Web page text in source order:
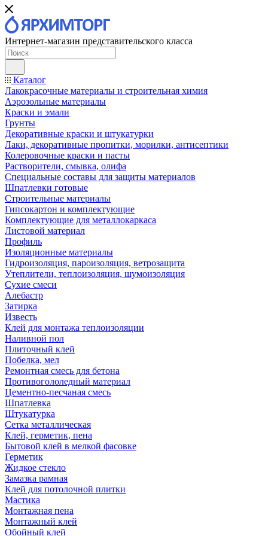
Интернет-магазин представительского класса
Каталог
Лакокрасочные материалы и строительная химия
Аэрозольные материалы
Краски и эмали
Грунты
Декоративные краски и штукатурки
Лаки, декоративные пропитки, морилки, антисептики
Колеровочные краски и пасты
Растворители, смывка, олифа
Специальные составы для защиты материалов
Шпатлевки готовые
Строительные материалы
Гипсокартон и комплектующие
Комплектующие для металлокаркаса
Листовой материал
Профиль
Изоляционные материалы
Гидроизоляция, пароизоляция, ветрозащита
Утеплители, теплоизоляция, шумоизоляция
Сухие смеси
Алебастр
Затирка
Известь
Клей для монтажа теплоизоляции
Наливной пол
Плиточный клей
Побелка, мел
Ремонтная смесь для бетона
Противогололедный материал
Цементно-песчаная смесь
Шпатлевка
Штукатурка
Сетка металлическая
Клей, герметик, пена
Бытовой клей в мелкой фасовке
Герметик
Жидкое стекло
Замазка рамная
Клей для потолочной плитки
Мастика
Монтажная пена
Монтажный клей
Обойный клей